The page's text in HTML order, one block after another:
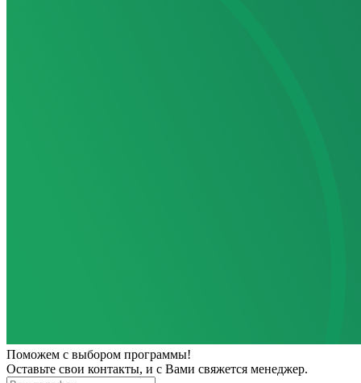
Поможем с выбором программы!
Оставьте свои контакты, и с Вами свяжется менеджер.